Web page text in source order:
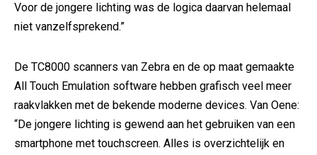
Voor de jongere lichting was de logica daarvan helemaal
niet vanzelfsprekend.”
De TC8000 scanners van Zebra en de op maat gemaakte
All Touch Emulation software hebben grafisch veel meer
raakvlakken met de bekende moderne devices. Van Oene:
“De jongere lichting is gewend aan het gebruiken van een
smartphone met touchscreen. Alles is overzichtelijk en